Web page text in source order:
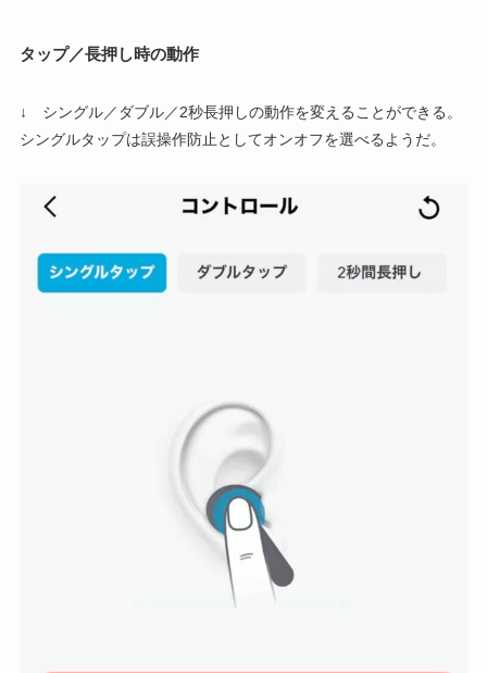
タップ／長押し時の動作
↓ シングル／ダブル／2秒長押しの動作を変えることができる。
シングルタップは誤操作防止としてオンオフを選べるようだ。